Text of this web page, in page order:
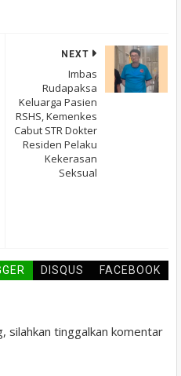
NEXT
Imbas
Rudapaksa
Keluarga Pasien
RSHS, Kemenkes
Cabut STR Dokter
Residen Pelaku
Kekerasan
Seksual
DISQUS FACEBOOK
silahkan tinggalkan komentar